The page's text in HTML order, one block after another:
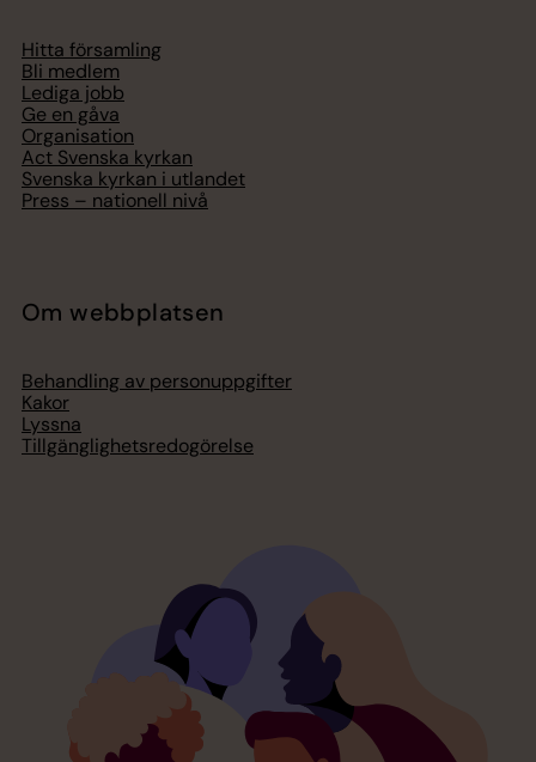
Hitta församling
Bli medlem
Lediga jobb
Ge en gåva
Organisation
Act Svenska kyrkan
Svenska kyrkan i utlandet
Press – nationell nivå
Om webbplatsen
Behandling av personuppgifter
Kakor
Lyssna
Tillgänglighetsredogörelse